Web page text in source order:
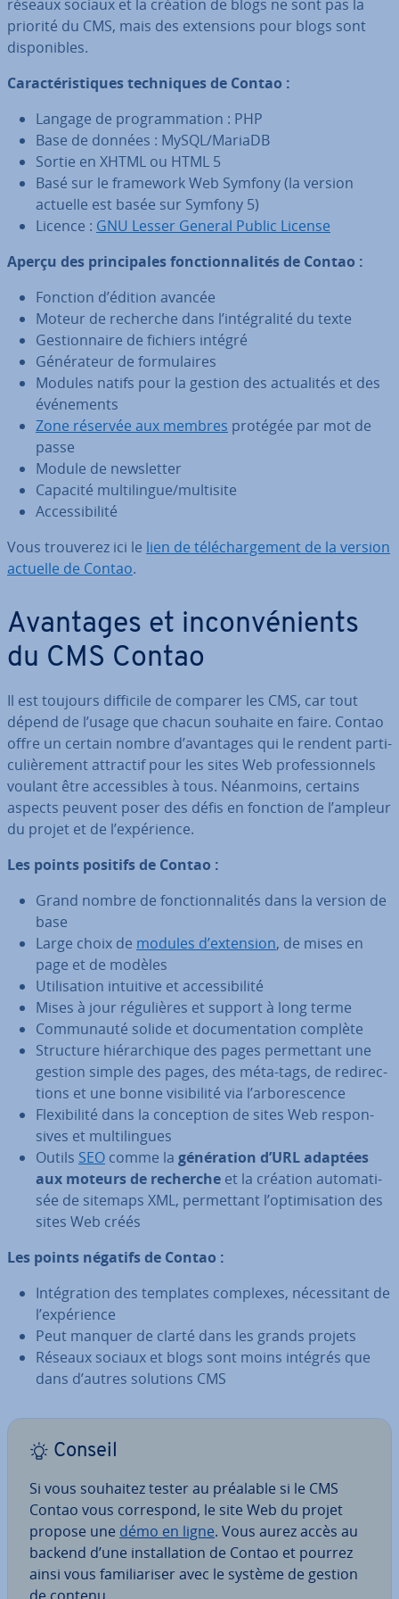
réseaux sociaux et la création de blogs ne sont pas la
priorité du CMS, mais des ex­ten­sions pour blogs sont
dis­po­nibles.
Ca­rac­té­ris­tiques tech­niques de Contao :
Langage de pro­gram­ma­tion : PHP
Base de données : MySQL/MariaDB
Sortie en XHTML ou HTML 5
Basé sur le framework Web Symfony (la version
actuelle est basée sur Symfony 5)
Licence : GNU Lesser General Public License
Aperçu des prin­ci­pales fonc­tion­na­li­tés de Contao :
Fonction d’édition avancée
Moteur de recherche dans l’in­té­gra­lité du texte
Ges­tion­naire de fichiers intégré
Gé­né­ra­teur de for­mu­laires
Modules natifs pour la gestion des ac­tua­li­tés et des
évé­ne­ments
Zone réservée aux membres protégée par mot de
passe
Module de news­let­ter
Capacité mul­ti­lingue/multisite
Ac­ces­si­bi­lité
Vous trouverez ici le lien de té­lé­char­ge­ment de la version
actuelle de Contao.
Avantages et in­con­vé­nients
du CMS Contao
Il est toujours difficile de comparer les CMS, car tout
dépend de l’usage que chacun souhaite en faire. Contao
offre un certain nombre d’avantages qui le rendent par­ti­
cu­liè­re­ment attractif pour les sites Web pro­fes­sion­nels
voulant être ac­ces­sibles à tous. Néanmoins, certains
aspects peuvent poser des défis en fonction de l’ampleur
du projet et de l’ex­pé­rience.
Les points positifs de Contao :
Grand nombre de fonc­tion­na­li­tés dans la version de
base
Large choix de modules d’extension, de mises en
page et de modèles
Uti­li­sa­tion intuitive et ac­ces­si­bi­lité
Mises à jour ré­gu­lières et support à long terme
Com­mu­nauté solide et do­cu­men­ta­tion complète
Structure hié­rar­chique des pages per­met­tant une
gestion simple des pages, des méta-tags, de re­di­rec­
tions et une bonne vi­si­bi­lité via l’ar­bo­res­cence
Flexi­bi­lité dans la con­cep­tion de sites Web res­pon­
sives et mul­ti­lingues
Outils SEO comme la gé­né­ra­tion d’URL adaptées
aux moteurs de recherche et la création au­to­ma­ti­
sée de sitemaps XML, per­met­tant l’op­ti­mi­sa­tion des
sites Web créés
Les points négatifs de Contao :
In­té­gra­tion des templates complexes, né­ces­si­tant de
l’ex­pé­rience
Peut manquer de clarté dans les grands projets
Réseaux sociaux et blogs sont moins intégrés que
dans d’autres solutions CMS
Conseil
Si vous souhaitez tester au préalable si le CMS
Contao vous cor­res­pond, le site Web du projet
propose une démo en ligne. Vous aurez accès au
backend d’une ins­tal­la­tion de Contao et pourrez
ainsi vous fa­mi­lia­ri­ser avec le système de gestion